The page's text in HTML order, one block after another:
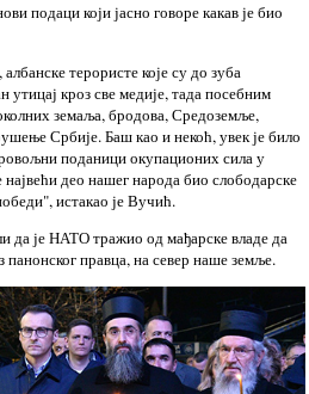
подаци који јасно говоре какав је био
терористе које су до зуба
кроз све медије, тада посебним
земаља, бродова, Средоземље,
Србије. Баш као и некоћ, увек је било
поданици окупационих сила у
део нашег народа био слободарске
истакао је Вучић.
да је НАТО тражио од мађарске владе да
правца, на север наше земље.